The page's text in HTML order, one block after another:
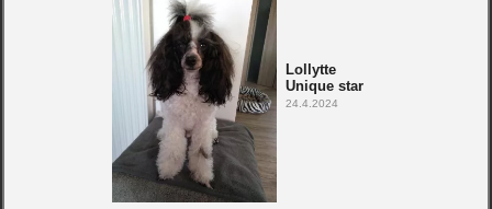
Lollytte
Unique star
24.4.2024